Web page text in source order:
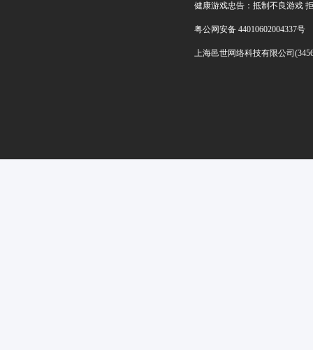
健康游戏忠告：抵制不良游戏
粤公网安备 44010602004337号
上海邑世网络科技有限公司